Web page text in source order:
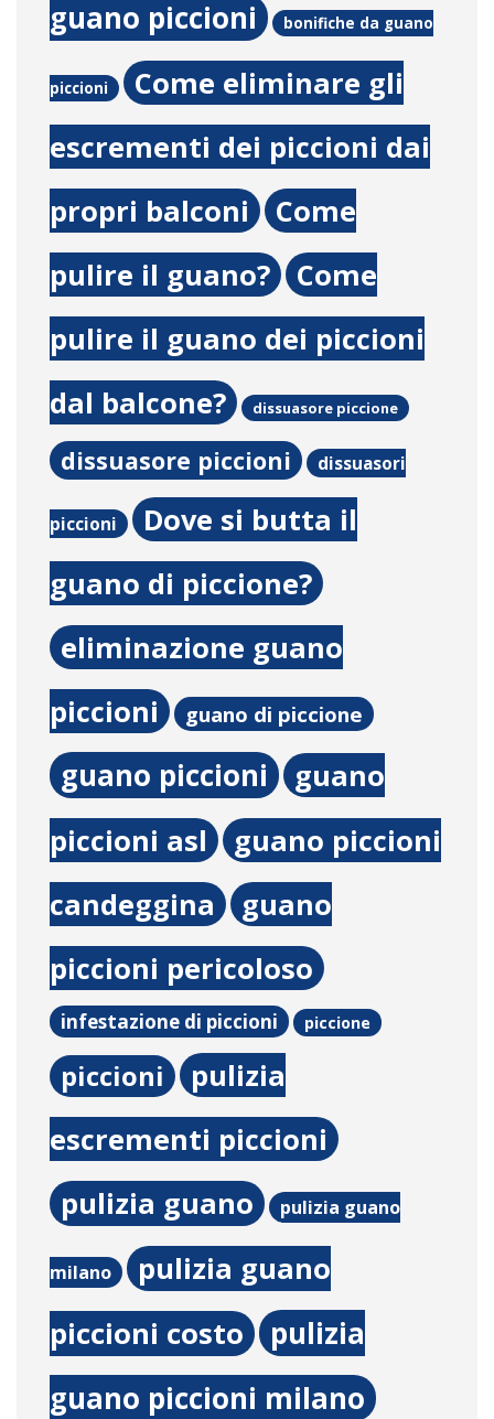
guano piccioni bonifiche da guano
piccioni
Come eliminare gli
escrementi dei piccioni dai
propri balconi
Come
pulire il guano?
Come
pulire il guano dei piccioni
dal balcone?
dissuasore piccione
dissuasore piccioni dissuasori
piccioni
Dove si butta il
guano di piccione?
eliminazione guano
piccioni
guano di piccione
guano piccioni
guano
piccioni asl
guano piccioni
candeggina
guano
piccioni pericoloso
infestazione di piccioni piccione
piccioni
pulizia
escrementi piccioni
pulizia guano pulizia guano
milano
pulizia guano
piccioni costo
pulizia
guano piccioni milano